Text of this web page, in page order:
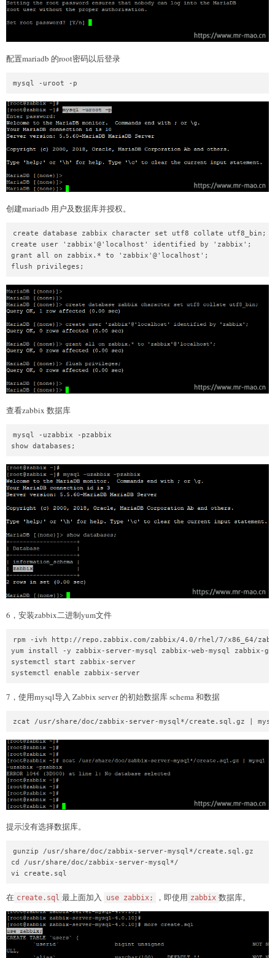
配置mariadb 的root密码以后登录
mysql -uroot -p
创建mariadb 用户及数据库并授权。
create database zabbix character set utf8 collate utf8_bin;
create user 'zabbix'@'localhost' identified by 'zabbix';
grant all on zabbix.* to 'zabbix'@'localhost';
flush privileges;
查看zabbix 数据库
mysql -uzabbix -pzabbix
show databases;
6，安装zabbix二进制yum文件
rpm -ivh http://repo.zabbix.com/zabbix/4.0/rhel/7/x86_64/
yum install -y zabbix-server-mysql zabbix-web-mysql zabbix-
systemctl start zabbix-server
systemctl enable zabbix-server
7，使用mysql导入 Zabbix server 的初始数据库 schema 和数据
zcat /usr/share/doc/zabbix-server-mysql*/create.sql.gz |
提示没有选择数据库。
gunzip /usr/share/doc/zabbix-server-mysql*/create.sql.gz
cd /usr/share/doc/zabbix-server-mysql*/
vi create.sql
在 create.sql 最上面加入 use zabbix; ，即使用 zabbix 数据库。